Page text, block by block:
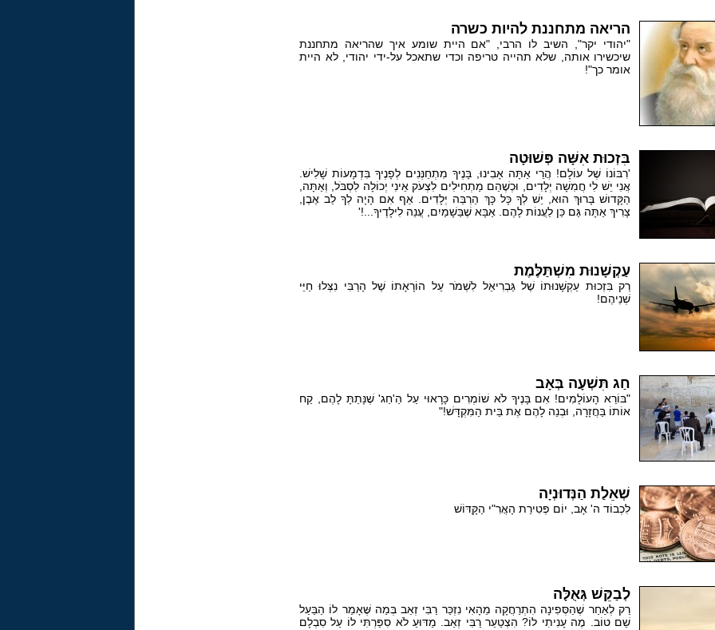
הריאה מתחננת להיות כשרה
"יהודי יקר", השיב לו הרבי, "אם היית שומע איך שהריאה מתחננת
שיכשירו אותה, שלא תהייה טריפה וכדי שתאכל על-ידי יהודי, לא היית
אומר כך"!
בִּזְכוּת אִשָּׁה פְּשׁוּטָה
'רִבּוֹנוֹ שֶׁל עוֹלָם! הֲרֵי אַתָּה אָבִינוּ, בָּנֶיךָ מִתְחַנְּנִים לְפָנֶיךָ בִּדְמָעוֹת שָׁלִישׁ.
אֲנִי יֵשׁ לִי חֲמִשָׁה יְלָדִים, וּכְשֶׁהֵם מַתְחִילִים לִצְעֹק אֵינִי יְכוֹלָה לִסְבֹּל, וְאַתָּה,
הַקָּדושׁ בָּרוּךְ הוּא, יֵשׁ לְךָ כָּל כָּךְ הַרְבֵּה יְלָדִים. אַף אִם הָיָה לְךָ לֵב אֶבֶן,
צָרִיךְ אַתָּה גַּם כֵּן לַעֲנוֹת לָהֶם. אַבָּא שֶׁבַּשָׁמַיִם, עֲנֵה לִילָדֶיךָ...!'
עַקְשָׁנוּת מִשְׁתַּלֶּמֶת
רַק בִּזְכוּת עַקְשָׁנוּתוֹ שֶׁל גַּבְרִיאֵל לִשְׁמֹר עַל הוֹרָאָתוֹ שֶׁל הָרַבִּי נִצְּלוּ חַיֵּי
שְׁנֵיהֶם!
חַג תִּשְׁעָה בְּאָב
"בּוֹרֵא הָעוֹלָמִים! אִם בָּנֶיךָ לֹא שׁוֹמְרִים כָּרָאוּי עַל הַ'חַג' שֶׁנָּתַתָּ לָהֶם, קַח
אוֹתוֹ בַּחֲזָרָה, וּבְנֵה לָהֶם אֶת בֵּית הַמִּקְדָּשׁ!"
שְׁאֵלַת הַנְּדוּנְיָה
לִכְבוֹד ה' אָב, יוֹם פְּטִירַת הָאֲרִ"י הַקִָּדּוֹשׁ
לְבַקֵּשׁ גְּאֻלָּה
רַק לְאַחַר שֶׁהַסְּפִינָה הִתְרַחֲקָה מֵהָאִי נִזְכַּר רַבִּי זְאֵב בְּמַה שֶּׁאָמַר לוֹ הַבַּעַל
שֵׁם טוֹב. מֶה עָנִיתִי לוֹ? הִצְטַעֵר רַבִּי זְאֵב. מַדּוּעַ לֹא סִפַּרְתִּי לוֹ עַל סִבְלָם